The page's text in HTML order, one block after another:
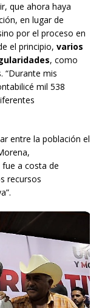
que ahora haya
en lugar de
por el proceso en
el principio, varios
, como
“Durante mis
mil 538
entre la población el
fue a costa de
recursos